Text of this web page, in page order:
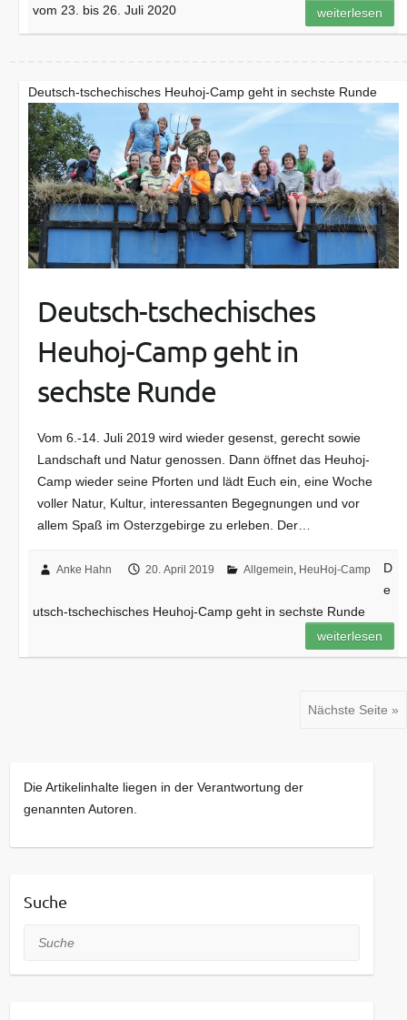
vom 23. bis 26. Juli 2020
weiterlesen
Deutsch-tschechisches Heuhoj-Camp geht in sechste Runde
Deutsch-tschechisches
Heuhoj-Camp geht in
sechste Runde
Vom 6.-14. Juli 2019 wird wieder gesenst, gerecht sowie
Landschaft und Natur genossen. Dann öffnet das Heuhoj-
Camp wieder seine Pforten und lädt Euch ein, eine Woche
voller Natur, Kultur, interessanten Begegnungen und vor
allem Spaß im Osterzgebirge zu erleben. Der…
Anke Hahn 20. April 2019 Allgemein HeuHoj-Camp
D
e
utsch-tschechisches Heuhoj-Camp geht in sechste Runde
weiterlesen
Nächste Seite »
Die Artikelinhalte liegen in der Verantwortung der
genannten Autoren.
Suche
Suche